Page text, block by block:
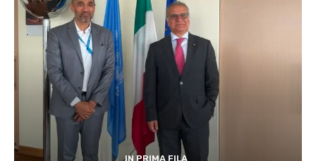
IN PRIMA FILA